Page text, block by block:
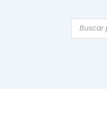
Products
search